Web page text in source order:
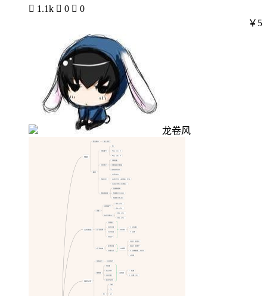
 1.1k  0  0
龙卷风
￥5